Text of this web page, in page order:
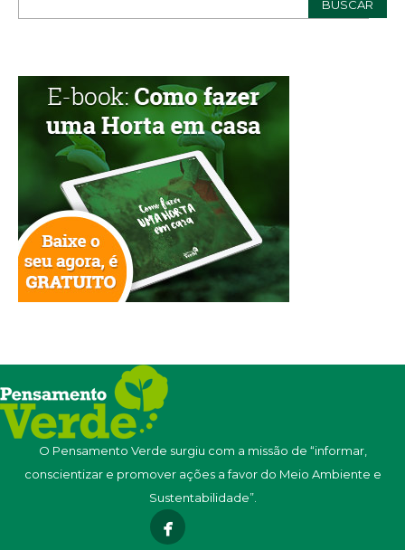
O Pensamento Verde surgiu com a missão de “informar,
conscientizar e promover ações a favor do Meio Ambiente e
Sustentabilidade”.